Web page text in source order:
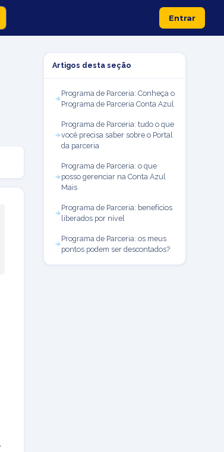
Entrar
Artigos desta seção
Programa de Parceria: Conheça o
Programa de Parceria Conta Azul
Programa de Parceria: tudo o que
você precisa saber sobre o Portal
da parceria
Programa de Parceria: o que
posso gerenciar na Conta Azul
Mais
Programa de Parceria: benefícios
liberados por nível
Programa de Parceria: os meus
pontos podem ser descontados?